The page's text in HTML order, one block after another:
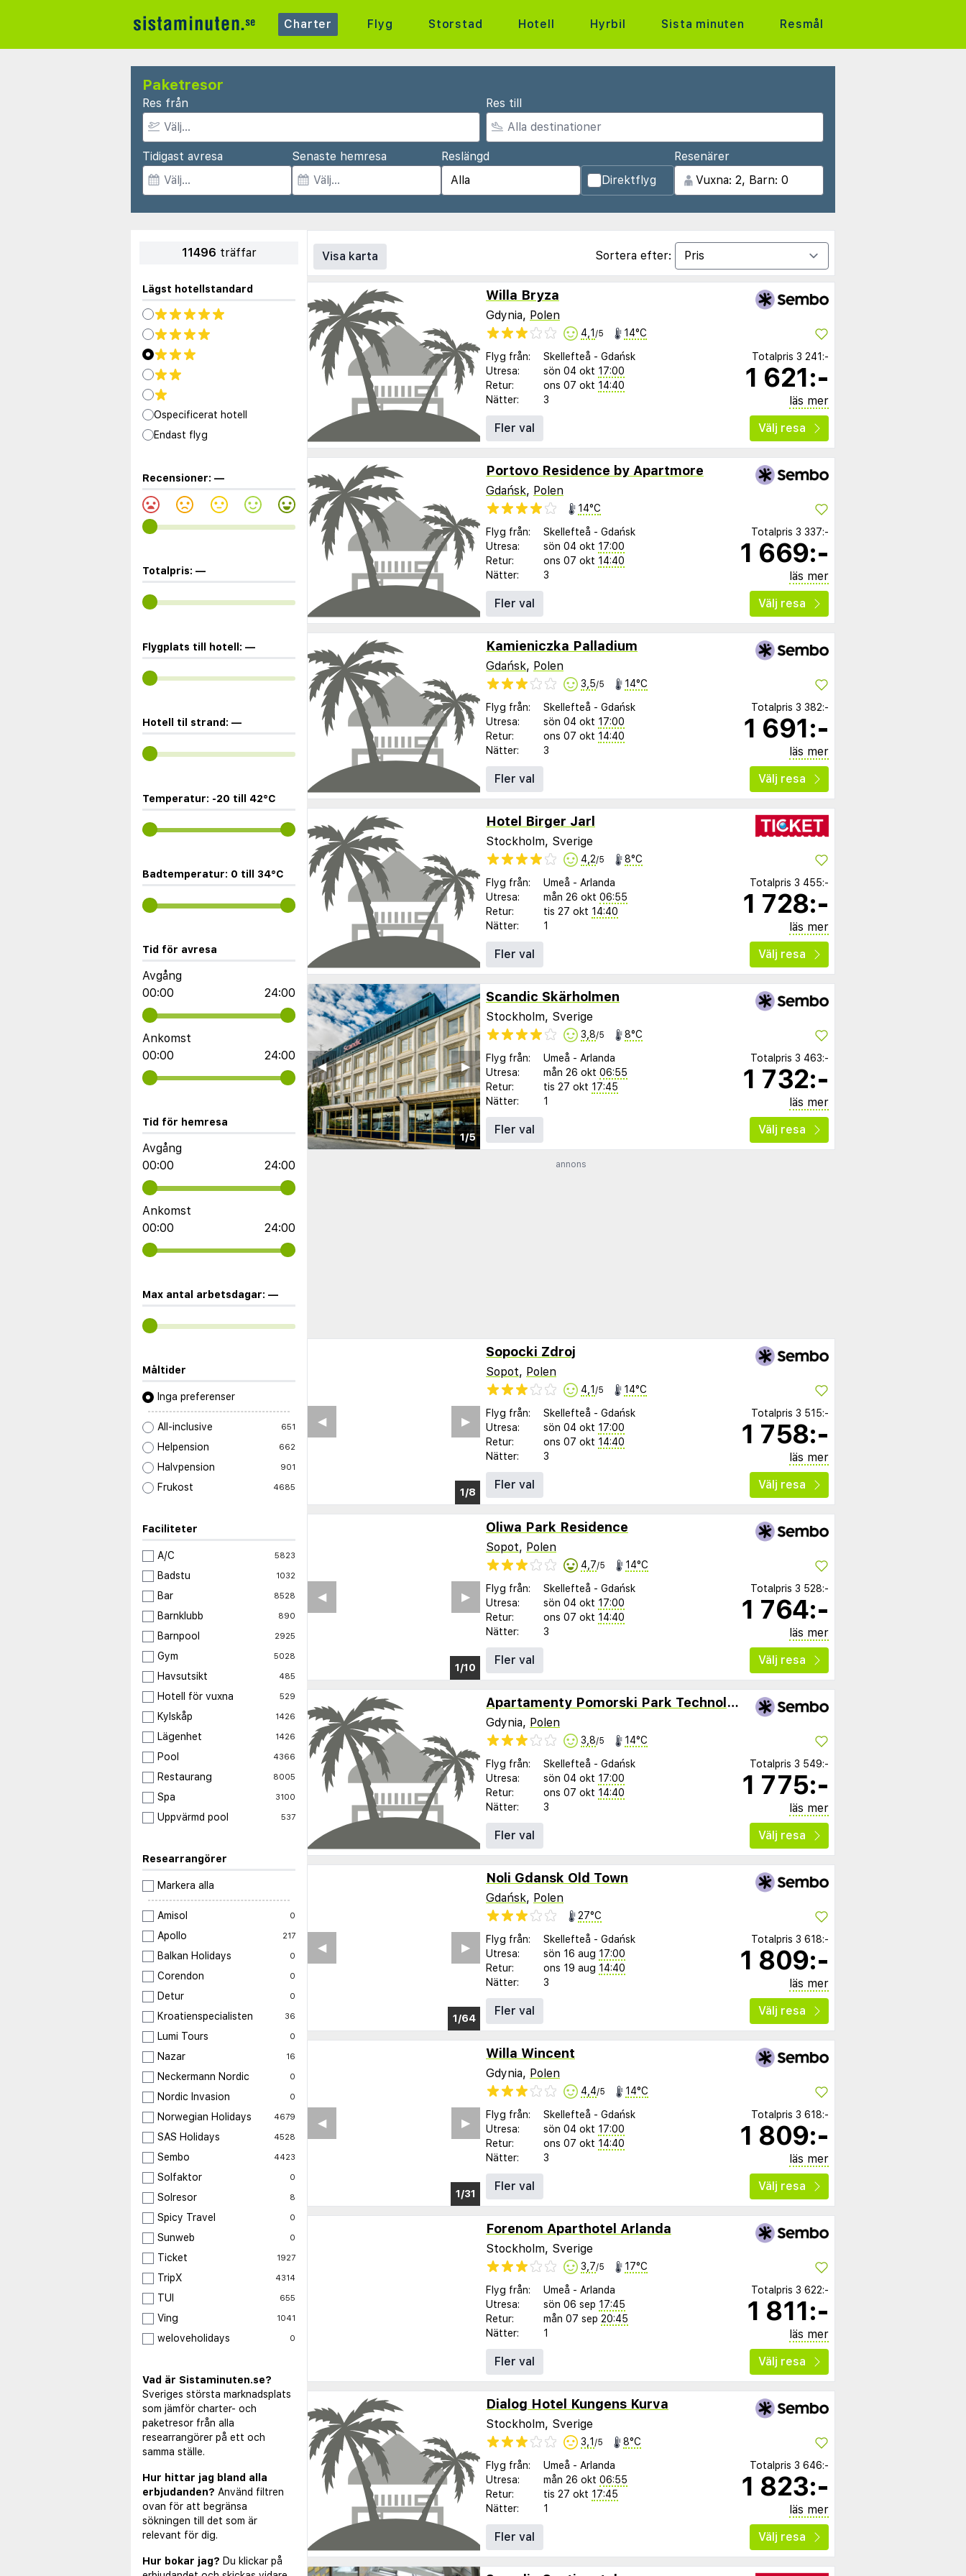
Charter Flyg Storstad Hotell Hyrbil Sista minuten Resmål
Paketresor
Res från Res till
Tidigast avresa Senaste hemresa
Reslängd
Direktflyg
Resenärer
11496 träffar
Lägst hotellstandard
Ospecificerat hotell
Endast flyg
Recensioner: —
Totalpris: —
Flygplats till hotell: —
Hotell til strand: —
Temperatur: -20 till 42°C
Badtemperatur: 0 till 34°C
Tid för avresa
Avgång
00:00
24:00
Ankomst
00:00
24:00
Tid för hemresa
Avgång
00:00
24:00
Ankomst
00:00
24:00
Max antal arbetsdagar: —
Måltider
Inga preferenser
All-inclusive 651
Helpension 662
Halvpension 901
Frukost 4685
Faciliteter
A/C 5823
Badstu 1032
Bar 8528
Barnklubb 890
Barnpool 2925
Gym 5028
Havsutsikt 485
Hotell för vuxna 529
Kylskåp 1426
Lägenhet 1426
Pool 4366
Restaurang 8005
Spa 3100
Uppvärmd pool 537
Researrangörer
Markera alla
Amisol 0
Apollo 217
Balkan Holidays 0
Corendon 0
Detur 0
Kroatienspecialisten 36
Lumi Tours 0
Nazar 16
Neckermann Nordic 0
Nordic Invasion 0
Norwegian Holidays 4679
SAS Holidays 4528
Sembo 4423
Solfaktor 0
Solresor 8
Spicy Travel 0
Sunweb 0
Ticket 1927
TripX 4314
TUI 655
Ving 1041
weloveholidays 0
Vad är Sistaminuten.se?
Sveriges största marknadsplats
som jämför charter- och
paketresor från alla
researrangörer på ett och
samma ställe.
Hur hittar jag bland alla
erbjudanden? Använd filtren
ovan för att begränsa
sökningen till det som är
relevant för dig.
Hur bokar jag? Du klickar på
Visa karta Sortera efter:
Willa Bryza
Gdynia, Polen
4,1 /5 14°C
Flyg från: Skellefteå - Gdańsk
Utresa:
sön 04 okt 17:00
Retur:
ons 07 okt 14:40
Nätter:
3
Totalpris 3 241:-
1 621:-
läs mer
Fler val
Välj resa
Portovo Residence by Apartmore
Gdańsk, Polen
14°C
Flyg från: Skellefteå - Gdańsk
Utresa:
sön 04 okt 17:00
Retur:
ons 07 okt 14:40
Nätter:
3
Totalpris 3 337:-
1 669:-
läs mer
Fler val
Välj resa
Kamieniczka Palladium
Gdańsk, Polen
3,5/5 14°C
Flyg från: Skellefteå - Gdańsk
Utresa:
sön 04 okt 17:00
Retur:
ons 07 okt 14:40
Nätter:
3
Totalpris 3 382:-
1 691:-
läs mer
Fler val
Välj resa
Hotel Birger Jarl
Stockholm, Sverige
4,2/5 8°C
Flyg från: Umeå - Arlanda
Utresa:
mån 26 okt 06:55
Retur:
tis 27 okt 14:40
Nätter:
1
Totalpris 3 455:-
1 728:-
läs mer
Fler val
Välj resa
1/5
▶︎
◀︎
Scandic Skärholmen
Stockholm, Sverige
3,8/5 8°C
Flyg från: Umeå - Arlanda
Utresa:
mån 26 okt 06:55
Retur:
tis 27 okt 17:45
Nätter:
1
Totalpris 3 463:-
1 732:-
läs mer
Fler val
Välj resa
annons
1/4
▶︎
◀︎
Sopocki Zdroj
Sopot, Polen
4,1 /5 14°C
Flyg från: Skellefteå - Gdańsk
Utresa:
sön 04 okt 17:00
Retur:
ons 07 okt 14:40
Nätter:
3
Totalpris 3 515:-
1 758:-
läs mer
Fler val
Välj resa
1/6
▶︎
◀︎
Oliwa Park Residence
Sopot, Polen
4,7/5 14°C
Flyg från: Skellefteå - Gdańsk
Utresa:
sön 04 okt 17:00
Retur:
ons 07 okt 14:40
Nätter:
3
Totalpris 3 528:-
1 764:-
läs mer
Fler val
Välj resa
Apartamenty Pomorski Park Technologiczny
Gdynia, Polen
3,8/5 14°C
Flyg från: Skellefteå - Gdańsk
Utresa:
sön 04 okt 17:00
Retur:
ons 07 okt 14:40
Nätter:
3
Totalpris 3 549:-
1 775:-
läs mer
Fler val
Välj resa
1/59
▶︎
◀︎
Noli Gdansk Old Town
Gdańsk, Polen
27°C
Flyg från: Skellefteå - Gdańsk
Utresa:
sön 16 aug 17:00
Retur:
ons 19 aug 14:40
Nätter:
3
Totalpris 3 618:-
1 809:-
läs mer
Fler val
Välj resa
1/26
▶︎
◀︎
Willa Wincent
Gdynia, Polen
4,4/5 14°C
Flyg från: Skellefteå - Gdańsk
Utresa:
sön 04 okt 17:00
Retur:
ons 07 okt 14:40
Nätter:
3
Totalpris 3 618:-
1 809:-
läs mer
Fler val
Välj resa
Forenom Aparthotel Arlanda
Stockholm, Sverige
3,7/5 17°C
Flyg från: Umeå - Arlanda
Utresa:
sön 06 sep 17:45
Retur:
mån 07 sep 20:45
Nätter:
1
Totalpris 3 622:-
1 811:-
läs mer
Fler val
Välj resa
Dialog Hotel Kungens Kurva
Stockholm, Sverige
3,1 /5 8°C
Flyg från: Umeå - Arlanda
Utresa:
mån 26 okt 06:55
Retur:
tis 27 okt 17:45
Nätter:
1
Totalpris 3 646:-
1 823:-
läs mer
Fler val
Välj resa